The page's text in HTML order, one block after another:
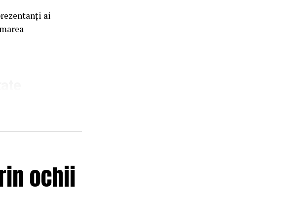
ai
unor
grav în
îi ajută pe
ochii